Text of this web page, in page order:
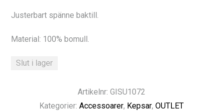
299 kr.209 kr.
Justerbart spänne baktill.
Material: 100% bomull.
Slut i lager
Artikelnr: GISU1072
Kategorier: Accessoarer, Kepsar, OUTLET